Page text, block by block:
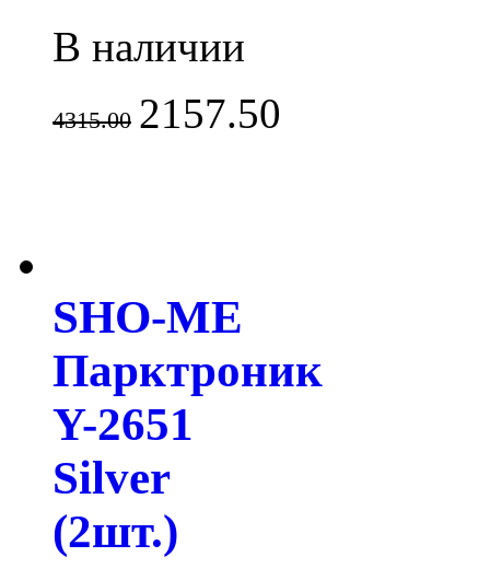
В наличии
4315.00 2157.50
SHO-ME
Парктроник
Y-2651
Silver
(2шт.)